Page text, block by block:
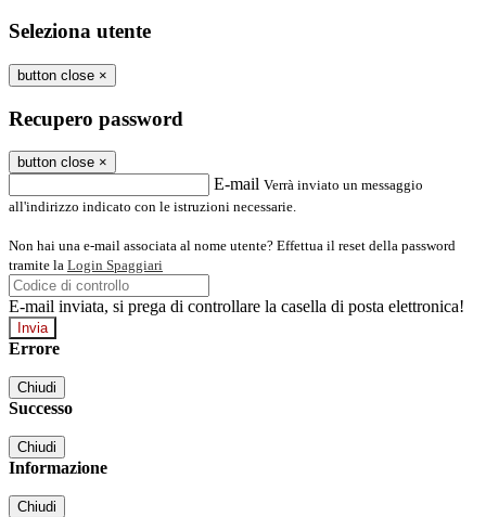
Seleziona utente
button close ×
Recupero password
button close ×
E-mail Verrà inviato un messaggio
all'indirizzo indicato con le istruzioni necessarie.
Non hai una e-mail associata al nome utente? Effettua il reset della password
tramite la Login Spaggiari
E-mail inviata, si prega di controllare la casella di posta elettronica!
Errore
Chiudi
Successo
Chiudi
Informazione
Chiudi